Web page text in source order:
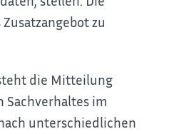
zu
die Mitteilung
im
unterschiedlichen